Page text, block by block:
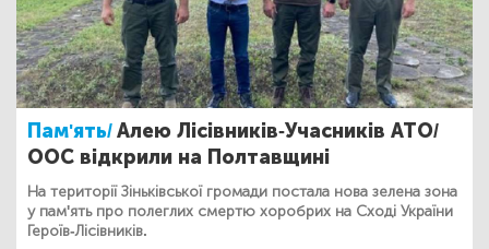
Пам'ять/Алею Лісівників-Учасників АТО/
ООС відкрили на Полтавщині
На території Зіньківської громади постала нова зелена зона
у пам'ять про полеглих смертю хоробрих на Сході України
Героїв-Лісівників.